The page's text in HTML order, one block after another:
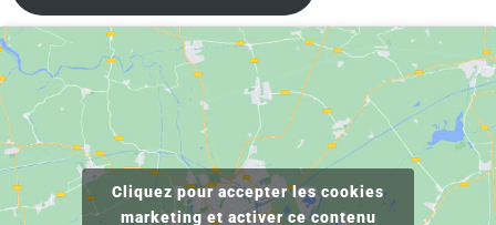
Cliquez pour accepter les cookies
marketing et activer ce contenu